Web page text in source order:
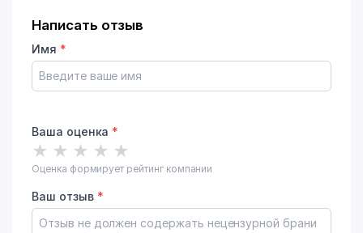
Написать отзыв
Имя *
Ваша оценка *
★ ★ ★ ★ ★
Оценка формирует рейтинг компании
Ваш отзыв *